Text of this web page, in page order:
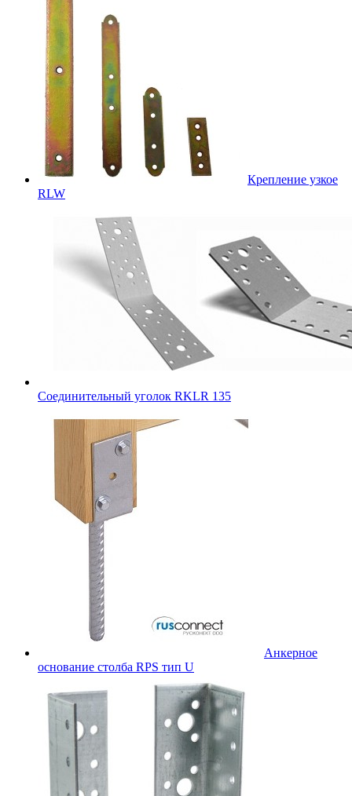
Крепление узкое
RLW
Соединительный уголок RKLR 135
Анкерное
основание столба RPS тип U